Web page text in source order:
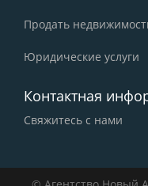
Продать
Юридические услуги
Контактная
Свяжитесь с нами